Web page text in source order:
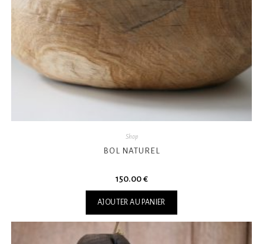
Shop
BOL NATUREL
150.00€
AJOUTER AU PANIER